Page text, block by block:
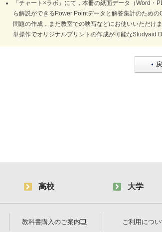
「チャート×ラボ」にて，本冊の紙面データ（Word
ら解説ができるPower Pointデータと解答集計のため
問題の作成，また教室での映写などにお使いいただけ
単操作でオリジナルプリントの作成が可能なStudyaid
高校 大学
教科書購入のご案内 ご利用につい